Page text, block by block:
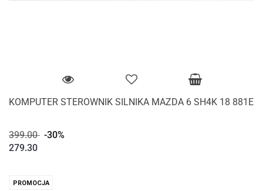
KOMPUTER STEROWNIK SILNIKA MAZDA 6 SH4K 18 881E
399.00 -30%
279.30
PROMOCJA